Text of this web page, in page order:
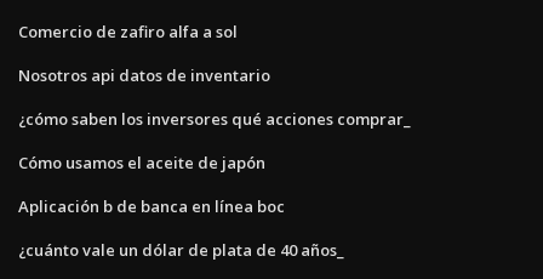
Comercio de zafiro alfa a sol
Nosotros api datos de inventario
¿cómo saben los inversores qué acciones comprar_
Cómo usamos el aceite de japón
Aplicación b de banca en línea boc
¿cuánto vale un dólar de plata de 40 años_